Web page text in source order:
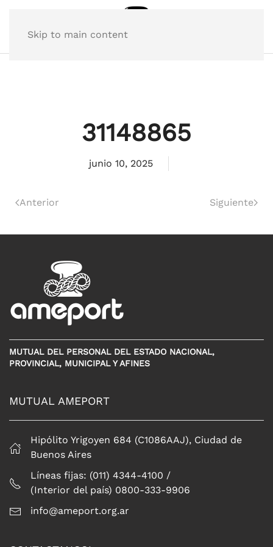
Skip to main content
31148865
junio 10, 2025
Anterior Siguiente
MUTUAL DEL PERSONAL DEL ESTADO NACIONAL,
PROVINCIAL, MUNICIPAL Y AFINES
MUTUAL AMEPORT
Hipólito Yrigoyen 684 (C1086AAJ), Ciudad de
Buenos Aires
Líneas fijas: (011) 4344-4100 /
(Interior del país) 0800-333-9906
info@ameport.org.ar